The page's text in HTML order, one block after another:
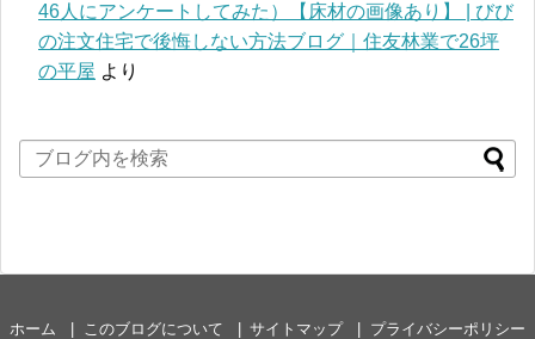
46人にアンケートしてみた）【床材の画像あり】 | びび
の注文住宅で後悔しない方法ブログ｜住友林業で26坪
の平屋 より
ホーム このブログについて サイトマップ プライバシーポリシー